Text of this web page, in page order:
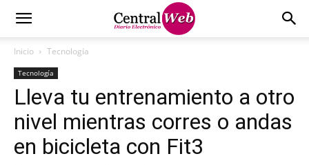
Inicio Tecnología
Tecnología
Lleva tu entrenamiento a otro
nivel mientras corres o andas
en bicicleta con Fit3